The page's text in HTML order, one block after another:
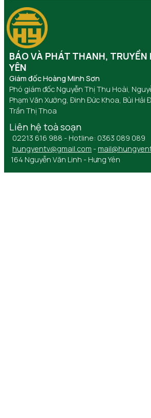
BÁO VÀ PHÁT THANH, TRUYỀN
YÊN
Giám đốc Hoàng Minh Sơn
Phó giám đốc Nguyễn Thị Thu Hoài,
Phạm Văn Xướng, Đinh Đức Khoa, Bùi Hải
Trần Thị Thoa
Liên hệ toà soạn
02213 616 988 - Hotline: 0363 089 089
hungyentv@gmail.com -
164 Nguyễn Văn Linh - Hưng Yên